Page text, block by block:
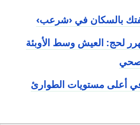
تفتك بالسكان في ‹شرعب›
لحج: العيش وسط الأوبئة
أعلى مستويات الطوارئ